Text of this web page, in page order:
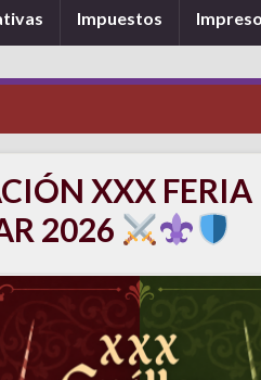
Impuestos
XXX FERIA
2026